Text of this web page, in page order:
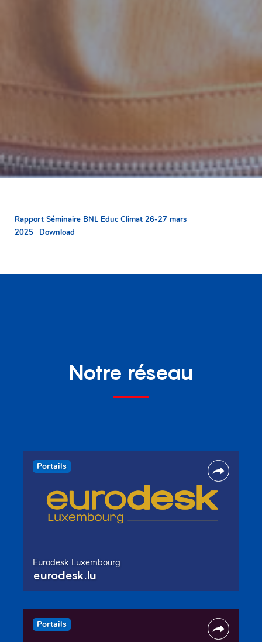
Rapport Séminaire BNL Educ Climat 26-27 mars
2025
Download
Notre réseau
Portails
Eurodesk Luxembourg
eurodesk.lu
Portails